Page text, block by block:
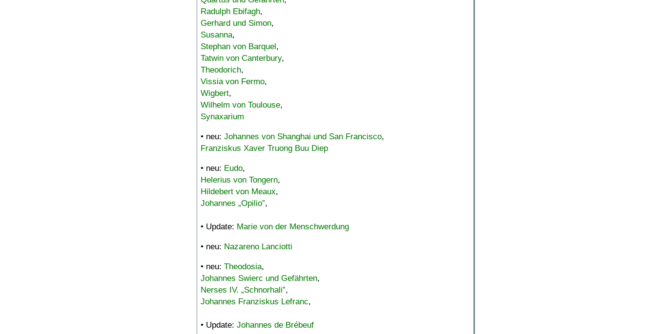
Radulph Ebifagh,
Gerhard und Simon,
Susanna,
Stephan von Barquel,
Tatwin von Canterbury,
Theodorich,
Vissia von Fermo,
Wigbert,
Wilhelm von Toulouse,
Synaxarium
• neu: Johannes von Shanghai und San Francisco,
Franziskus Xaver Truong Buu Diep
• neu: Eudo,
Helerius von Tongern,
Hildebert von Meaux,
Johannes „Opilio”,
• Update: Marie von der Menschwerdung
• neu: Nazareno Lanciotti
• neu: Theodosia,
Johannes Swierc und Gefährten,
Nerses IV. „Schnorhali”,
Johannes Franziskus Lefranc,
• Update: Johannes de Brébeuf